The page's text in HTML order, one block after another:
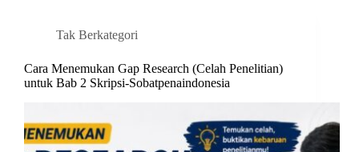
Tak Berkategori
Cara Menemukan Gap Research (Celah Penelitian)
untuk Bab 2 Skripsi-Sobatpenaindonesia